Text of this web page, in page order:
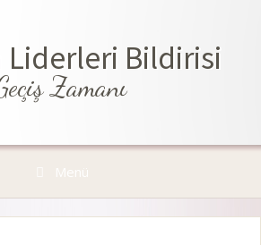
Bildirisi
Zamanı
Menü